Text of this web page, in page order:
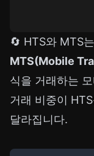
🔄 HTS와 MTS
MTS(Mobile
식을 거래하는
거래 비중이
달라집니다.